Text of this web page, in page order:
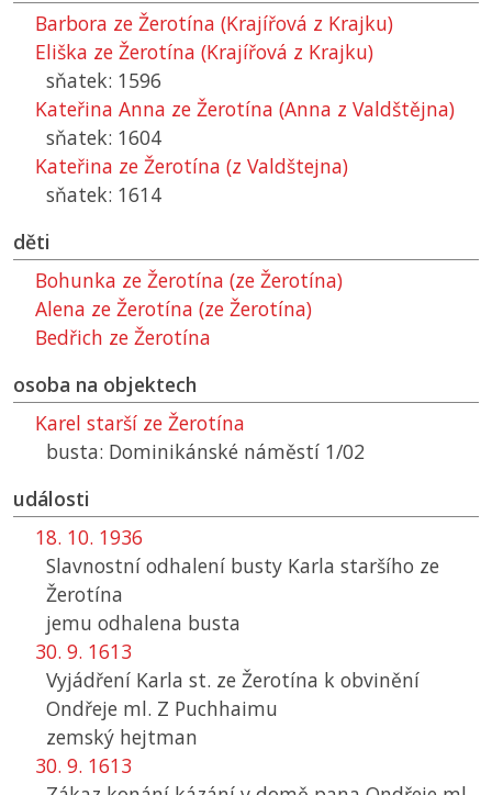
Barbora ze Žerotína (Krajířová z Krajku)
Eliška ze Žerotína (Krajířová z Krajku)
sňatek: 1596
Kateřina Anna ze Žerotína (Anna z Valdštějna)
sňatek: 1604
Kateřina ze Žerotína (z Valdštejna)
sňatek: 1614
děti
Bohunka ze Žerotína (ze Žerotína)
Alena ze Žerotína (ze Žerotína)
Bedřich ze Žerotína
osoba na objektech
Karel starší ze Žerotína
busta: Dominikánské náměstí 1/02
události
18. 10. 1936
Slavnostní odhalení busty Karla staršího ze
Žerotína
jemu odhalena busta
30. 9. 1613
Vyjádření Karla st. ze Žerotína k obvinění
Ondřeje ml. Z Puchhaimu
zemský hejtman
30. 9. 1613